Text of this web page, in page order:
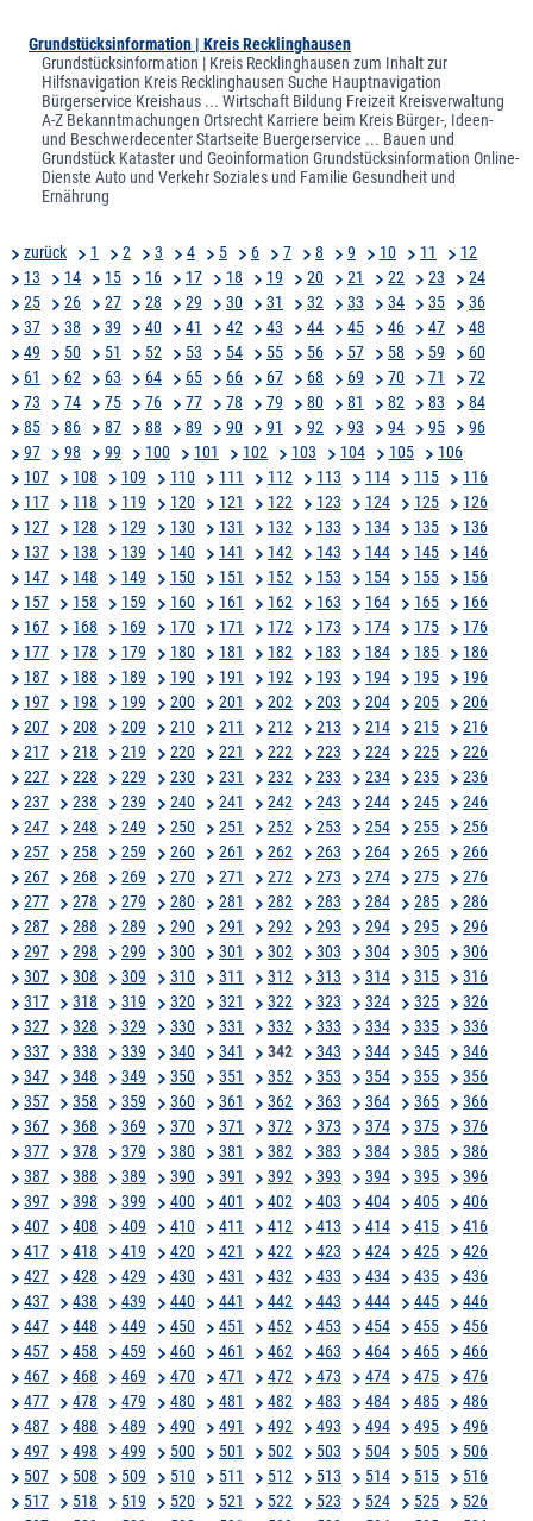
Grundstücksinformation | Kreis Recklinghausen
Grundstücksinformation | Kreis Recklinghausen zum Inhalt zur
Hilfsnavigation Kreis Recklinghausen Suche Hauptnavigation
Bürgerservice Kreishaus ... Wirtschaft Bildung Freizeit Kreisverwaltung
A-Z Bekanntmachungen Ortsrecht Karriere beim Kreis Bürger-, Ideen-
und Beschwerdecenter Startseite Buergerservice ... Bauen und
Grundstück Kataster und Geoinformation Grundstücksinformation Online-
Dienste Auto und Verkehr Soziales und Familie Gesundheit und
Ernährung
zurück 1 2 3 4 5 6 7 8 9 10 11
12
13
14 15 16 17 18 19 20 21 22 23
24
25
26 27 28 29 30 31 32 33 34 35
36
37
38 39 40 41 42 43 44 45 46 47
48
49
50 51 52 53 54 55 56 57 58 59
60
61
62 63 64 65 66 67 68 69 70 71
72
73
74 75 76 77 78 79 80 81 82 83
84
85
86 87 88 89 90 91 92 93 94 95
96
97
98 99 100 101 102 103 104 105
106
107
108 109 110 111 112 113 114 115
116
117
118 119 120 121 122 123 124 125
126
127
128 129 130 131 132 133 134 135
136
137
138 139 140 141 142 143 144 145
146
147
148 149 150 151 152 153 154 155
156
157
158 159 160 161 162 163 164 165
166
167
168 169 170 171 172 173 174 175
176
177
178 179 180 181 182 183 184 185
186
187
188 189 190 191 192 193 194 195
196
197
198 199 200 201 202 203 204 205
206
207
208 209 210 211 212 213 214 215
216
217
218 219 220 221 222 223 224 225
226
227
228 229 230 231 232 233 234 235
236
237
238 239 240 241 242 243 244 245
246
247
248 249 250 251 252 253 254 255
256
257
258 259 260 261 262 263 264 265
266
267
268 269 270 271 272 273 274 275
276
277
278 279 280 281 282 283 284 285
286
287
288 289 290 291 292 293 294 295
296
297
298 299 300 301 302 303 304 305
306
307
308 309 310 311 312 313 314 315
316
317
318 319 320 321 322 323 324 325
326
327
328 329 330 331 332 333 334 335
336
337
338 339 340 341 342 343 344 345
346
347
348 349 350 351 352 353 354 355
356
357
358 359 360 361 362 363 364 365
366
367
368 369 370 371 372 373 374 375
376
377
378 379 380 381 382 383 384 385
386
387
388 389 390 391 392 393 394 395
396
397
398 399 400 401 402 403 404 405
406
407
408 409 410 411 412 413 414 415
416
417
418 419 420 421 422 423 424 425
426
427
428 429 430 431 432 433 434 435
436
437
438 439 440 441 442 443 444 445
446
447
448 449 450 451 452 453 454 455
456
457
458 459 460 461 462 463 464 465
466
467
468 469 470 471 472 473 474 475
476
477
478 479 480 481 482 483 484 485
486
487
488 489 490 491 492 493 494 495
496
497
498 499 500 501 502 503 504 505
506
507
508 509 510 511 512 513 514 515
516
517
518 519 520 521 522 523 524 525
526